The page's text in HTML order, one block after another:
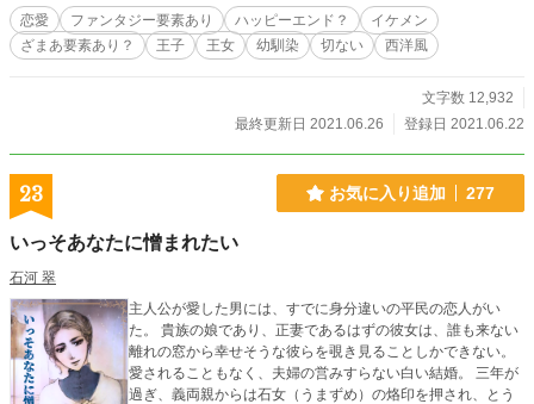
渡した指輪を置いて…… ※ストーリーは、ロイスとエアリーそれぞれの視点で
交互に進みます。
恋愛 ファンタジー要素あり ハッピーエンド？
イケメン
ざまあ要素あり？
王子 王女 幼馴染 切ない 西洋風
文字数 12,932
最終更新日 2021.06.26
登録日 2021.06.22
23 お気に入り追加 277
いっそあなたに憎まれたい
石河 翠
主人公が愛した男には、すでに身分違いの平民の恋人がい
た。 貴族の娘であり、正妻であるはずの彼女は、誰も来ない
離れの窓から幸せそうな彼らを覗き見ることしかできない。
愛されることもなく、夫婦の営みすらない白い結婚。 三年が
過ぎ、義両親からは石女（うまずめ）の烙印を押され、とう